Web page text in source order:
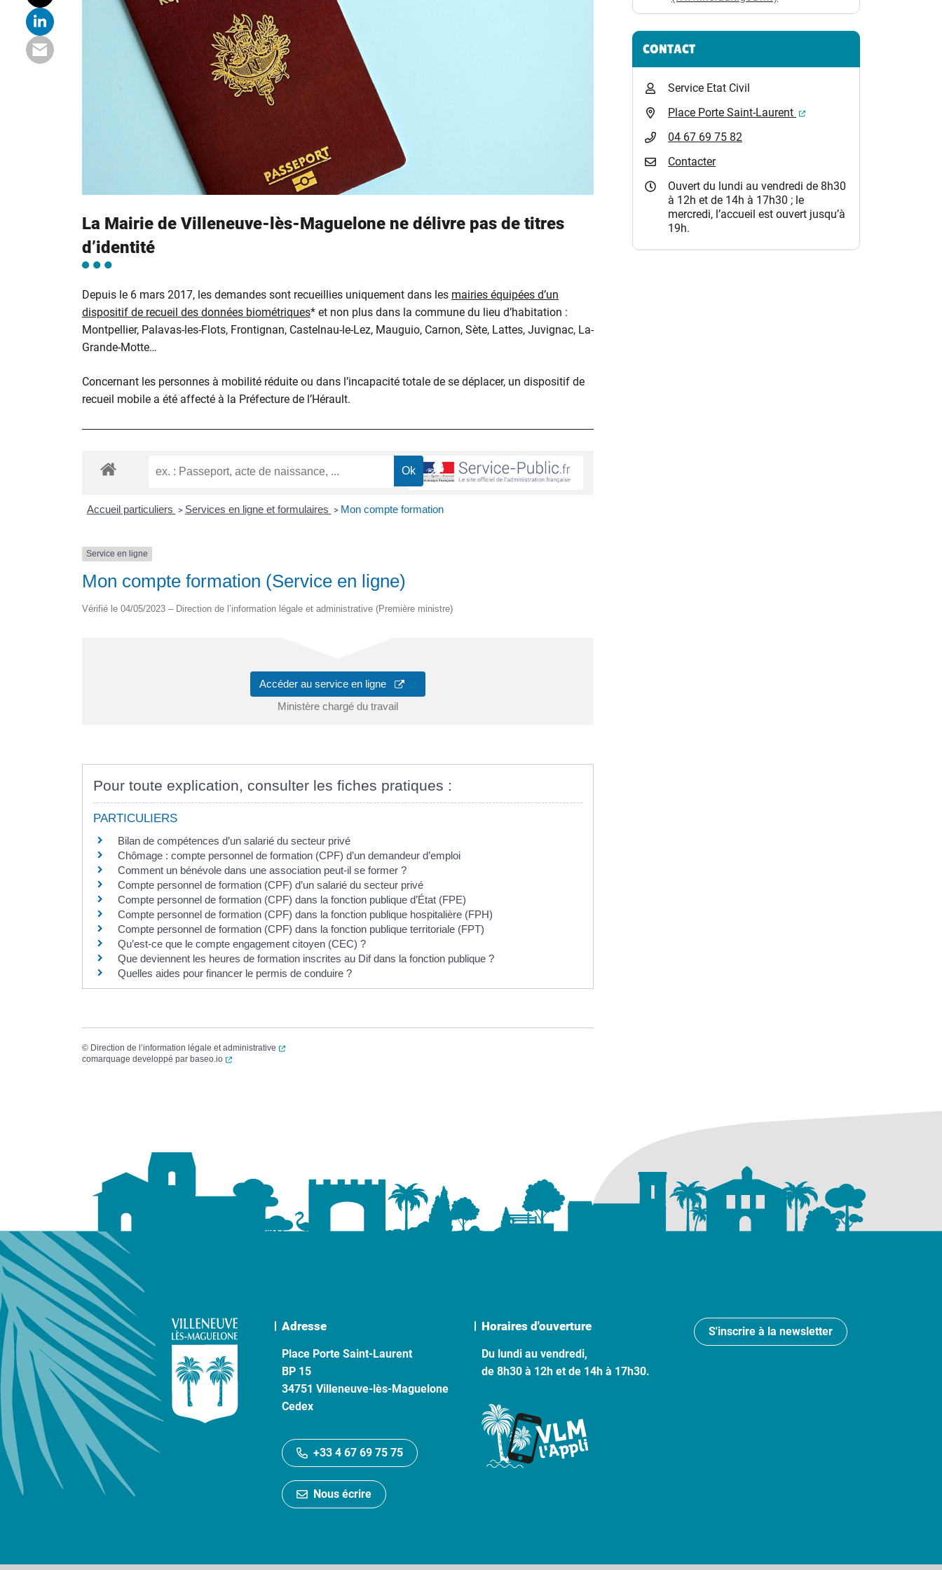
La Mairie de Villeneuve-lès-Maguelone ne délivre pas de titres
d’identité
Depuis le 6 mars 2017, les demandes sont recueillies uniquement dans les mairies équipées d’un
dispositif de recueil des données biométriques* et non plus dans la commune du lieu d’habitation :
Montpellier, Palavas-les-Flots, Frontignan, Castelnau-le-Lez, Mauguio, Carnon, Sète, Lattes, Juvignac, La-
Grande-Motte…
Concernant les personnes à mobilité réduite ou dans l’incapacité totale de se déplacer, un dispositif de
recueil mobile a été affecté à la Préfecture de l’Hérault.
Accueil particuliers > Services en ligne et formulaires > Mon compte formation
Service en ligne
Mon compte formation (Service en ligne)
Vérifié le 04/05/2023 – Direction de l’information légale et administrative (Première ministre)
Accéder au service en ligne
(ouverture dans un nouvel onglet)
Ministère chargé du travail
Pour toute explication, consulter les fiches pratiques :
PARTICULIERS
Bilan de compétences d’un salarié du secteur privé
Chômage : compte personnel de formation (CPF) d’un demandeur d’emploi
Comment un bénévole dans une association peut-il se former ?
Compte personnel de formation (CPF) d’un salarié du secteur privé
Compte personnel de formation (CPF) dans la fonction publique d’État (FPE)
Compte personnel de formation (CPF) dans la fonction publique hospitalière (FPH)
Compte personnel de formation (CPF) dans la fonction publique territoriale (FPT)
Qu’est-ce que le compte engagement citoyen (CEC) ?
Que deviennent les heures de formation inscrites au Dif dans la fonction publique ?
Quelles aides pour financer le permis de conduire ?
© Direction de l’information légale et administrative
(ouverture dans un nouvel onglet)
comarquage developpé par baseo.io (ouverture dans un nouvel onglet)
CONTACT
Service Etat Civil
Place Porte Saint-Laurent
(ouverture dans un nouvel
04 67 69 75 82
Contacter
Ouvert du lundi au vendredi de 8h30
à 12h et de 14h à 17h30 ; le
mercredi, l’accueil est ouvert jusqu’à
19h.
Adresse
Place Porte Saint-Laurent
BP 15
34751 Villeneuve-lès-Maguelone
Cedex
+33 4 67 69 75 75
Nous écrire
Horaires d'ouverture
Du lundi au vendredi,
de 8h30 à 12h et de 14h à 17h30.
S'inscrire à la newsletter